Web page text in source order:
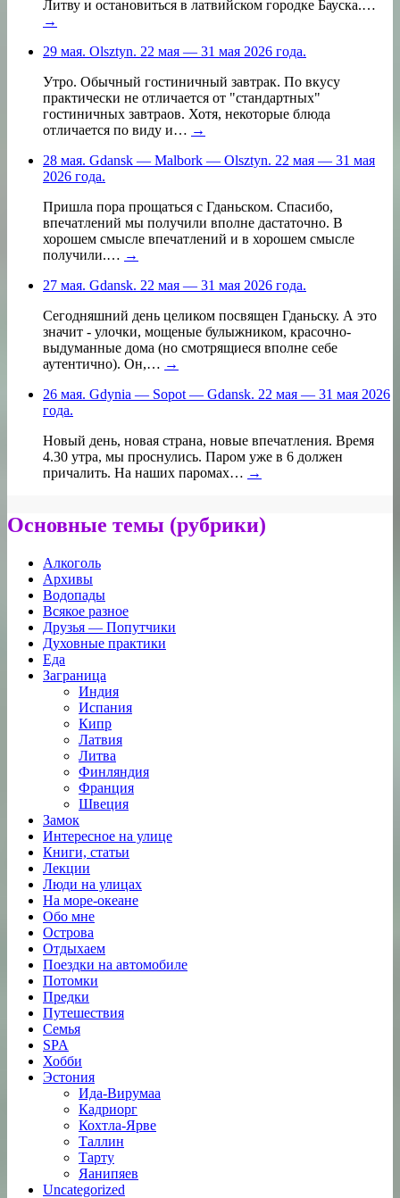
Литву и остановиться в латвийском городке Бауска.…
→
29 мая. Olsztyn. 22 мая — 31 мая 2026 года.
Утро. Обычный гостиничный завтрак. По вкусу
практически не отличается от "стандартных"
гостиничных завтраов. Хотя, некоторые блюда
отличается по виду и… →
28 мая. Gdansk — Malbork — Olsztyn. 22 мая — 31 мая
2026 года.
Пришла пора прощаться с Гданьском. Спасибо,
впечатлений мы получили вполне дастаточно. В
хорошем смысле впечатлений и в хорошем смысле
получили.… →
27 мая. Gdansk. 22 мая — 31 мая 2026 года.
Сегодняшний день целиком посвящен Гданьску. А это
значит - улочки, мощеные булыжником, красочно-
выдуманные дома (но смотрящиеся вполне себе
аутентично). Он,… →
26 мая. Gdynia — Sopot — Gdansk. 22 мая — 31 мая 2026
года.
Новый день, новая страна, новые впечатления. Время
4.30 утра, мы проснулись. Паром уже в 6 должен
причалить. На наших паромах… →
Основные темы (рубрики)
Алкоголь
Архивы
Водопады
Всякое разное
Друзья — Попутчики
Духовные практики
Еда
Заграница
Индия
Испания
Кипр
Латвия
Литва
Финляндия
Франция
Швеция
Замок
Интересное на улице
Книги, статьи
Лекции
Люди на улицах
На море-океане
Обо мне
Острова
Отдыхаем
Поездки на автомобиле
Потомки
Предки
Путешествия
Семья
SPA
Хобби
Эстония
Ида-Вирумаа
Кадриорг
Кохтла-Ярве
Таллин
Тарту
Яанипяев
Uncategorized